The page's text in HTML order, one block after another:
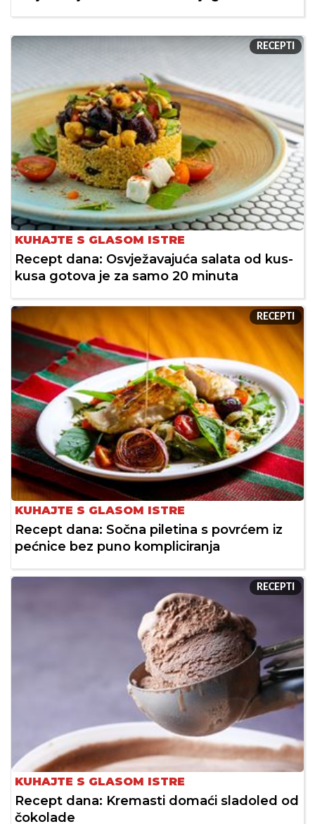
RECEPTI
KUHAJTE S GLASOM ISTRE
Recept dana: Osvježavajuća salata od kus-
kusa gotova je za samo 20 minuta
RECEPTI
KUHAJTE S GLASOM ISTRE
Recept dana: Sočna piletina s povrćem iz
pećnice bez puno kompliciranja
RECEPTI
KUHAJTE S GLASOM ISTRE
Recept dana: Kremasti domaći sladoled od
čokolade